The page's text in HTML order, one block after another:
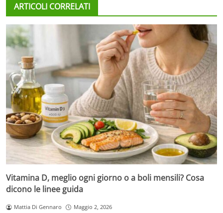
ARTICOLI CORRELATI
Vitamina D, meglio ogni giorno o a boli mensili? Cosa
dicono le linee guida
Mattia Di Gennaro Maggio 2, 2026